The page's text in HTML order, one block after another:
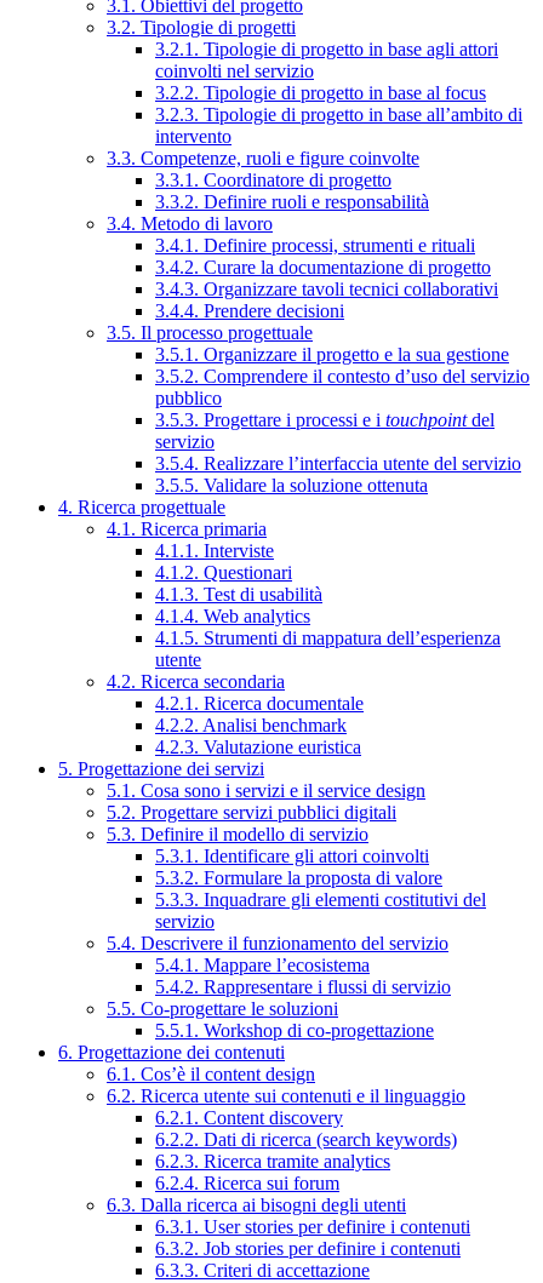
3.1. Obiettivi del progetto
3.2. Tipologie di progetti
3.2.1. Tipologie di progetto in base agli attori
coinvolti nel servizio
3.2.2. Tipologie di progetto in base al focus
3.2.3. Tipologie di progetto in base all’ambito di
intervento
3.3. Competenze, ruoli e figure coinvolte
3.3.1. Coordinatore di progetto
3.3.2. Definire ruoli e responsabilità
3.4. Metodo di lavoro
3.4.1. Definire processi, strumenti e rituali
3.4.2. Curare la documentazione di progetto
3.4.3. Organizzare tavoli tecnici collaborativi
3.4.4. Prendere decisioni
3.5. Il processo progettuale
3.5.1. Organizzare il progetto e la sua gestione
3.5.2. Comprendere il contesto d’uso del servizio
pubblico
3.5.3. Progettare i processi e i touchpointdel
servizio
3.5.4. Realizzare l’interfaccia utente del servizio
3.5.5. Validare la soluzione ottenuta
4. Ricerca progettuale
4.1. Ricerca primaria
4.1.1. Interviste
4.1.2. Questionari
4.1.3. Test di usabilità
4.1.4. Web analytics
4.1.5. Strumenti di mappatura dell’esperienza
utente
4.2. Ricerca secondaria
4.2.1. Ricerca documentale
4.2.2. Analisi benchmark
4.2.3. Valutazione euristica
5. Progettazione dei servizi
5.1. Cosa sono i servizi e il service design
5.2. Progettare servizi pubblici digitali
5.3. Definire il modello di servizio
5.3.1. Identificare gli attori coinvolti
5.3.2. Formulare la proposta di valore
5.3.3. Inquadrare gli elementi costitutivi del
servizio
5.4. Descrivere il funzionamento del servizio
5.4.1. Mappare l’ecosistema
5.4.2. Rappresentare i flussi di servizio
5.5. Co-progettare le soluzioni
5.5.1. Workshop di co-progettazione
6. Progettazione dei contenuti
6.1. Cos’è il content design
6.2. Ricerca utente sui contenuti e il linguaggio
6.2.1. Content discovery
6.2.2. Dati di ricerca (search keywords)
6.2.3. Ricerca tramite analytics
6.2.4. Ricerca sui forum
6.3. Dalla ricerca ai bisogni degli utenti
6.3.1. User stories per definire i contenuti
6.3.2. Job stories per definire i contenuti
6.3.3. Criteri di accettazione